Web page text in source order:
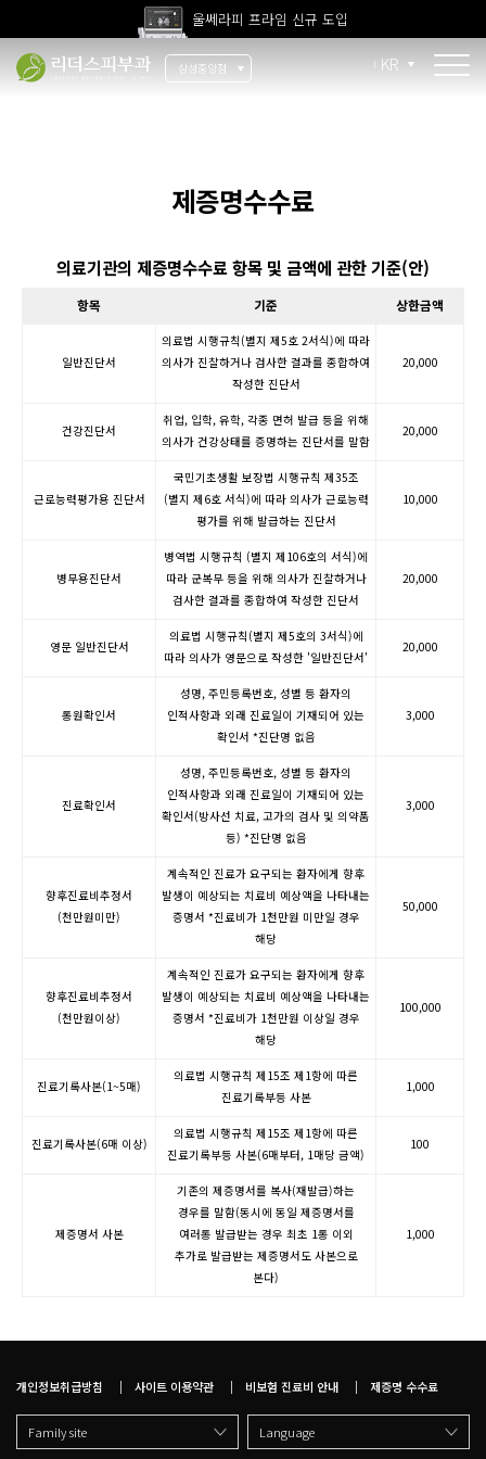
울쎄라피 프라임 신규 도입
고압산소치료 신규 도입
삼성중앙점 KR
써마지 FLX
울쎄라
티타늄
안티에이징
스킨부스터
섬유아세포강화술
필러/보톡스
디자인 필러
제증명수수료
의료기관의 제증명수수료 항목 및 금액에 관한 기준(안)
항목 기준 상한금액
일반진단서
의료법 시행규칙(별지 제5호 2서식)에 따라
의사가 진찰하거나 검사한 결과를 종합하여
작성한 진단서
20,000
건강진단서
취업, 입학, 유학, 각종 면허 발급 등을 위해
의사가 건강상태를 증명하는 진단서를 말함
20,000
근로능력평가용 진단서
국민기초생활 보장법 시행규칙 제35조
(별지 제6호 서식)에 따라 의사가 근로능력
평가를 위해 발급하는 진단서
10,000
병무용진단서
병역법 시행규칙 (별지 제106호의 서식)에
따라 군복무 등을 위해 의사가 진찰하거나
검사한 결과를 종합하여 작성한 진단서
20,000
영문 일반진단서
의료법 시행규칙(별지 제5호의 3서식)에
따라 의사가 영문으로 작성한 '일반진단서'
20,000
통원확인서
성명, 주민등록번호, 성별 등 환자의
인적사항과 외래 진료일이 기재되어 있는
확인서 *진단명 없음
3,000
진료확인서
성명, 주민등록번호, 성별 등 환자의
인적사항과 외래 진료일이 기재되어 있는
확인서(방사선 치료, 고가의 검사 및 의약품
등) *진단명 없음
3,000
향후진료비추정서
(천만원미만)
계속적인 진료가 요구되는 환자에게 향후
발생이 예상되는 치료비 예상액을 나타내는
증명서 *진료비가 1천만원 미만일 경우
해당
50,000
향후진료비추정서
(천만원이상)
계속적인 진료가 요구되는 환자에게 향후
발생이 예상되는 치료비 예상액을 나타내는
증명서 *진료비가 1천만원 이상일 경우
해당
100,000
진료기록사본(1~5매)
의료법 시행규칙 제15조 제1항에 따른
진료기록부등 사본
1,000
진료기록사본(6매 이상)
의료법 시행규칙 제15조 제1항에 따른
진료기록부등 사본(6매부터, 1매당 금액)
100
제증명서 사본
기존의 제증명서를 복사(재발급)하는
경우를 말함(동시에 동일 제증명서를
여러통 발급받는 경우 최초 1통 이외
추가로 발급받는 제증명서도 사본으로
본다)
1,000
개인정보취급방침 사이트 이용약관 비보험 진료비 안내 제증명 수수료
Family site Language